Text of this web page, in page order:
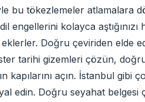
bu tökezlemeler atlamalara
kolayca
eklerler. Doğru çeviriden
tarihi gizemleri çözün,
açın. İstanbul gibi
edin. Doğru seyahat